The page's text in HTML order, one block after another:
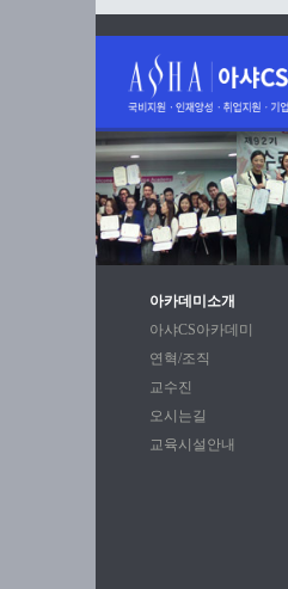
아카데미소개
아샤CS아카데미
연혁/조직
교수진
오시는길
교육시설안내